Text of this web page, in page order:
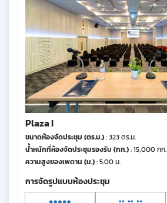
Plaza I
ขนาดห้องจัดประชุม (ตร.ม.): 323 ตร.ม.
น้ำหนักที่ห้องจัดประชุมรองรับ (กก.): 15,000 กก.
ความสูงของเพดาน (ม.): 5.00 ม.
การจัดรูปแบบห้องประชุม